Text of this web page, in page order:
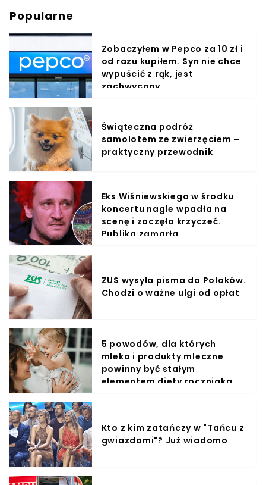
Popularne
Zobaczyłem w Pepco za 10 zł i
od razu kupiłem. Syn nie chce
wypuścić z rąk, jest
zachwycony
Świąteczna podróż
samolotem ze zwierzęciem –
praktyczny przewodnik
Eks Wiśniewskiego w środku
koncertu nagle wpadła na
scenę i zaczęła krzyczeć.
Publika zamarła
ZUS wysyła pisma do Polaków.
Chodzi o ważne ulgi od opłat
5 powodów, dla których
mleko i produkty mleczne
powinny być stałym
elementem diety roczniaka
Kto z kim zatańczy w "Tańcu z
gwiazdami"? Już wiadomo